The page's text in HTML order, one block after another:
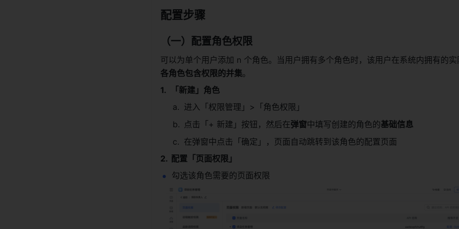
配置步骤
（一）配置角色权限
可以为单个用户添加 n 个角色。当用户拥有多个角色时，该用户在系统内拥有的
各角色包含权限的并集。
「新建」角色
进入「权限管理」>「角色权限」
点击「+ 新建」按钮，然后在弹窗中填写创建的角色的基础信息
在弹窗中点击「确定」，页面自动跳转到该角色的配置页面
配置「页面权限」
勾选该角色需要的页面权限